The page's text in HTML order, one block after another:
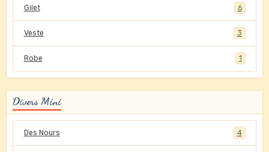
Gilet 6
Veste 3
Robe 1
Divers Mini
Des Nours 4